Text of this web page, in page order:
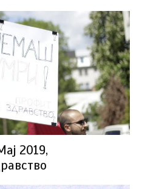
2019,